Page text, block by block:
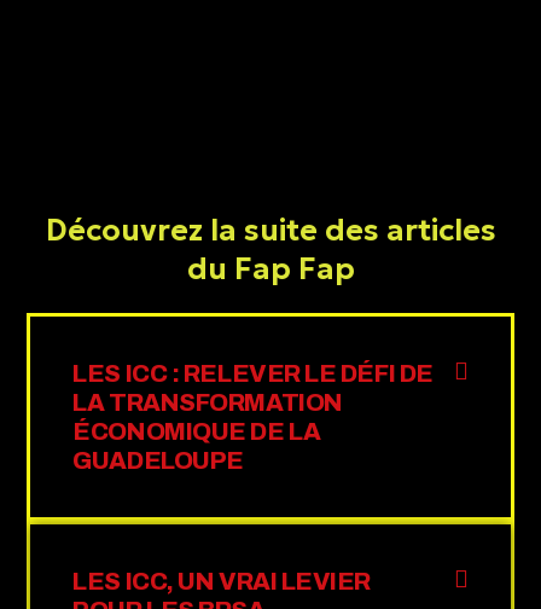
Découvrez la suite des articles
du Fap Fap
LES ICC : RELEVER LE DÉFI DE
LA TRANSFORMATION
ÉCONOMIQUE DE LA
GUADELOUPE
LES ICC, UN VRAI LEVIER